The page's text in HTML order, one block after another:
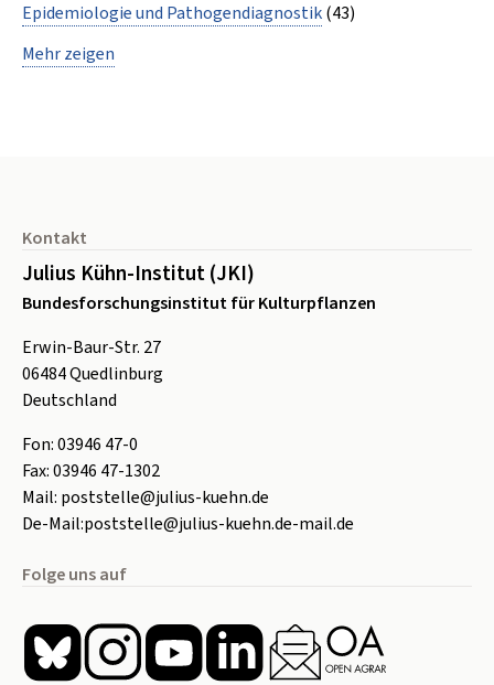
Epidemiologie und Pathogendiagnostik(43)
Mehr zeigen
Kontakt
Julius Kühn-Institut (JKI)
Bundesforschungsinstitut für Kulturpflanzen
Erwin-Baur-Str. 27
06484Quedlinburg
Deutschland
Fon:03946 47-0
Fax:03946 47-1302
Mail: poststelle@julius-kuehn.de
De-Mail:poststelle@julius-kuehn.de-mail.de
Folge uns auf